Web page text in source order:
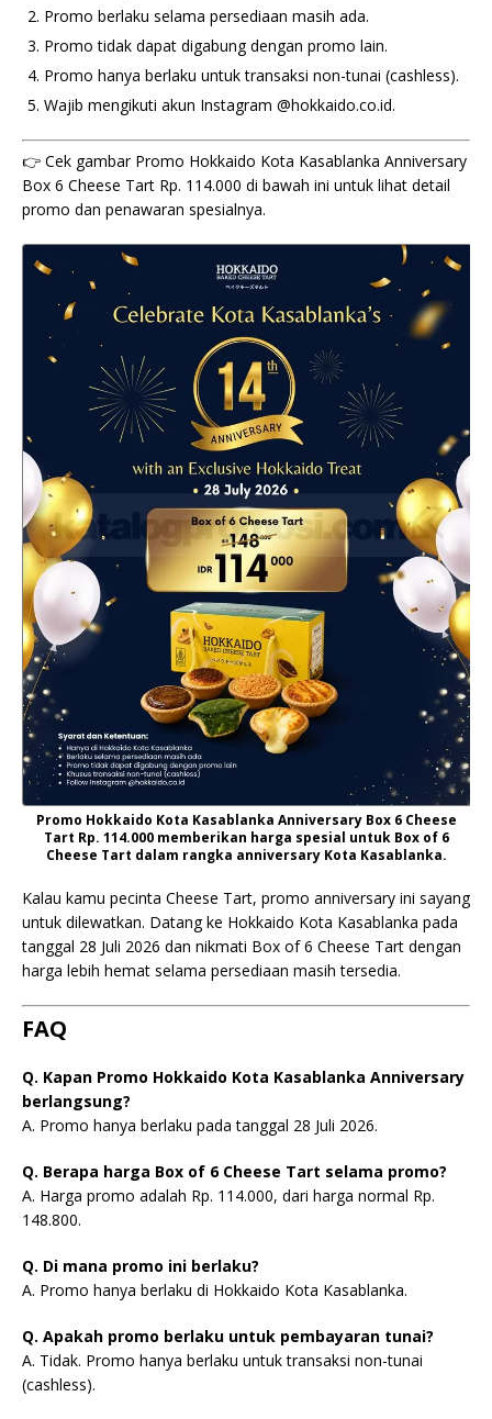
Promo berlaku selama persediaan masih ada.
Promo tidak dapat digabung dengan promo lain.
Promo hanya berlaku untuk transaksi non-tunai (cashless).
Wajib mengikuti akun Instagram @hokkaido.co.id.
👉 Cek gambar Promo Hokkaido Kota Kasablanka Anniversary
Box 6 Cheese Tart Rp. 114.000 di bawah ini untuk lihat detail
promo dan penawaran spesialnya.
Promo Hokkaido Kota Kasablanka Anniversary Box 6 Cheese
Tart Rp. 114.000 memberikan harga spesial untuk Box of 6
Cheese Tart dalam rangka anniversary Kota Kasablanka.
Kalau kamu pecinta Cheese Tart, promo anniversary ini sayang
untuk dilewatkan. Datang ke Hokkaido Kota Kasablanka pada
tanggal 28 Juli 2026 dan nikmati Box of 6 Cheese Tart dengan
harga lebih hemat selama persediaan masih tersedia.
FAQ
Q. Kapan Promo Hokkaido Kota Kasablanka Anniversary
berlangsung?
A. Promo hanya berlaku pada tanggal 28 Juli 2026.
Q. Berapa harga Box of 6 Cheese Tart selama promo?
A. Harga promo adalah Rp. 114.000, dari harga normal Rp.
148.800.
Q. Di mana promo ini berlaku?
A. Promo hanya berlaku di Hokkaido Kota Kasablanka.
Q. Apakah promo berlaku untuk pembayaran tunai?
A. Tidak. Promo hanya berlaku untuk transaksi non-tunai
(cashless).